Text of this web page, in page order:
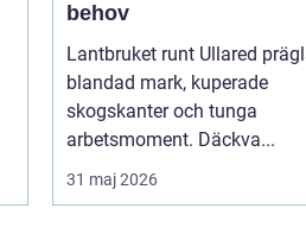
behov
Lantbruket runt Ullared
blandad mark, kuperade
skogskanter och tunga
arbetsmoment. Däckva...
31 maj 2026